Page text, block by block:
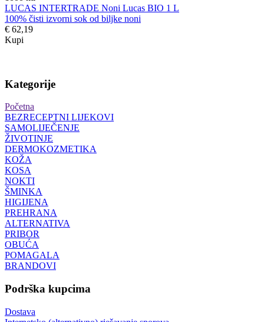
LUCAS INTERTRADE Noni Lucas BIO 1 L
100% čisti izvorni sok od biljke noni
€ 62,19
Kupi
Kategorije
Početna
BEZRECEPTNI LIJEKOVI
SAMOLIJEČENJE
ŽIVOTINJE
DERMOKOZMETIKA
KOŽA
KOSA
NOKTI
ŠMINKA
HIGIJENA
PREHRANA
ALTERNATIVA
PRIBOR
OBUĆA
POMAGALA
BRANDOVI
Podrška kupcima
Dostava